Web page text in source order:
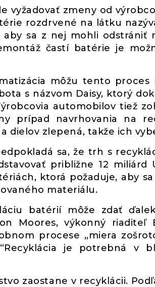
vyžadovať zmeny od
rozdrvené na látku
sa z nej mohli odstrániť
častí batérie je
môžu tento
s názvom Daisy, ktorý
automobilov tiež
prípad navrhovania na
dielov zlepená, takže ich
sa, že trh s
približne 12 miliárd
ktorá požaduje, aby
materiálu.
batérií môže zdať
Moores, výkonný riaditeľ
procese „miera
je potrebná v
zaostane v recyklácii.